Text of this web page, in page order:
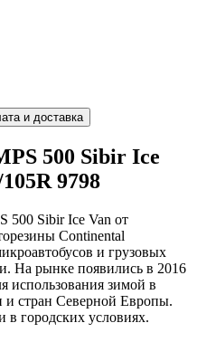
и доставка
500 Sibir Ice
9798
Sibir Ice Van от
Continental
и грузовых
На рынке появились в 2016
использования зимой в
и стран Северной Европы.
в городских условиях.